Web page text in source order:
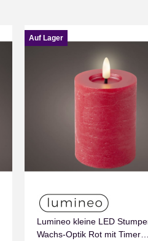
Auf Lager
Lumineo kleine LED
Wachs-Optik Rot mit Timer